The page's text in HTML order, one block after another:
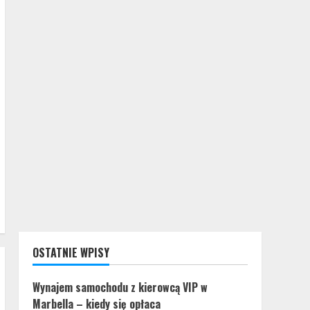
OSTATNIE WPISY
Wynajem samochodu z kierowcą VIP w
Marbella – kiedy się opłaca